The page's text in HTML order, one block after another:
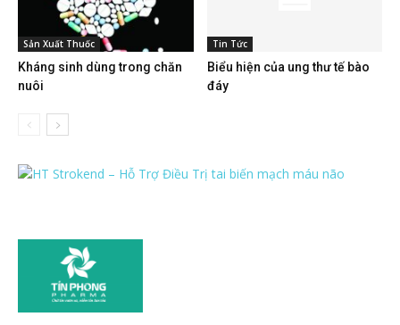
Sản Xuất Thuốc
Kháng sinh dùng trong chăn
nuôi
Tin Tức
Biểu hiện của ung thư tế bào
đáy